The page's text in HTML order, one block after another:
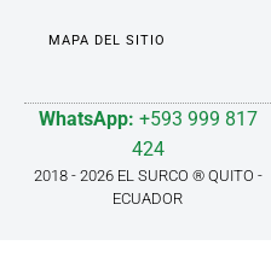
MAPA DEL SITIO
WhatsApp: +593 999 817
424
2018 - 2026 EL SURCO ® QUITO -
ECUADOR